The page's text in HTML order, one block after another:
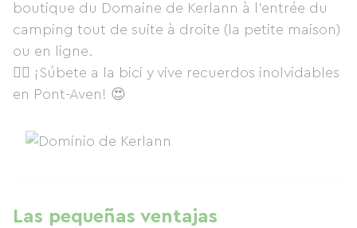
boutique du Domaine de Kerlann à l'entrée du
camping tout de suite à droite (la petite maison)
ou en ligne.
🚴‍♂️ ¡Súbete a la bici y vive recuerdos inolvidables
en Pont-Aven! 😍
Las pequeñas ventajas